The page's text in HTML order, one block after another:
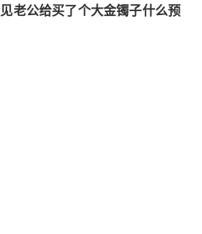
老公给买了个大金镯子什么预